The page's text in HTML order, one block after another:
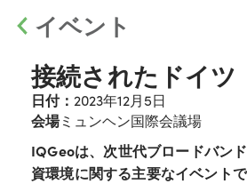
イベント
接続されたドイツ
日付： 2023年12月5日
会場ミュンヘン国際会議場
IQGeoは、次世代ブロードバン
資環境に関する主要なイベント